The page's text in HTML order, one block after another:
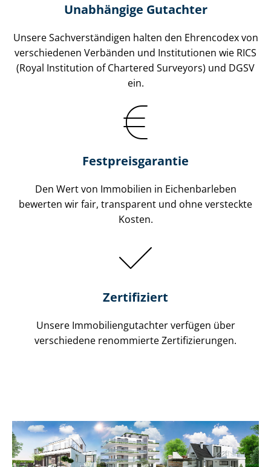
Unabhängige Gutachter
Unsere Sach­ver­stän­di­gen halten den Ehrencodex von
verschiedenen Verbänden und Institutionen wie RICS
(Royal Institution of Chartered Surveyors) und DGSV
ein.
Festpreis​garantie
Den Wert von Immobilien in Eichenbarleben
bewerten wir fair, transparent und ohne versteckte
Kosten.
Zertifiziert
Unsere Immobilien­gutachter verfügen über
verschiedene renommierte Zer­ti­fi­zie­run­gen.